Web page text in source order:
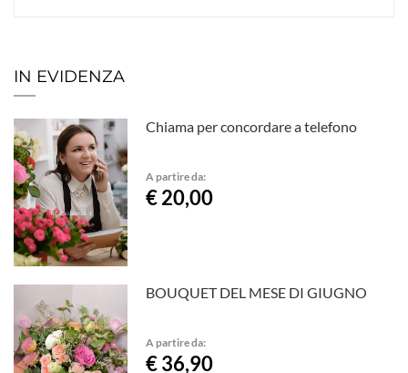
IN EVIDENZA
Chiama per concordare a telefono
A partire da:
€ 20,00
BOUQUET DEL MESE DI GIUGNO
A partire da:
€ 36,90